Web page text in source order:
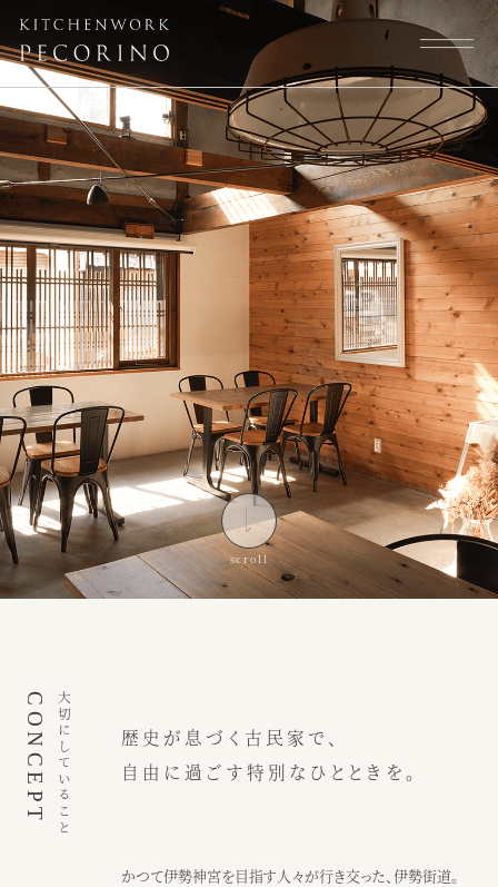
トップページ
大切にしていること
インスピレーション
ウェディング
スタッフ
よくある質問
ブログ
ニュース
ウェディング予約 カフェ予約
カフェ ウェディング
大切にしていること
CONCEPT
歴史が息づく古民家で、
自由に過ごす特別なひとときを。
かつて伊勢神宮を目指す人々が行き交った、伊勢街道。